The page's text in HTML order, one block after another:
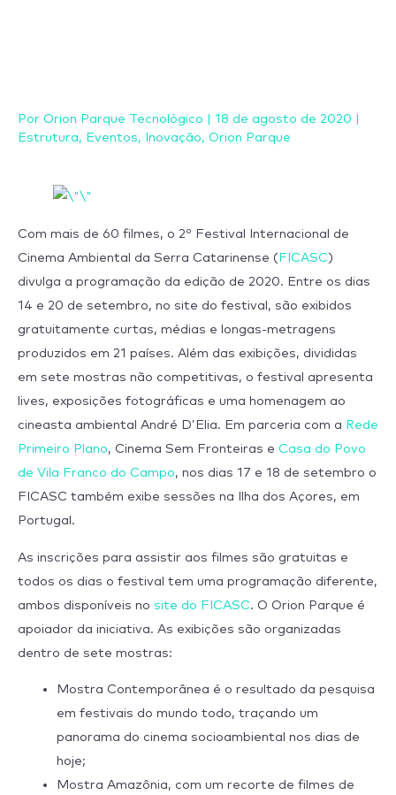
Por Orion Parque Tecnológico | 18 de agosto de 2020 |
Estrutura, Eventos, Inovação, Orion Parque
Com mais de 60 filmes, o 2º Festival Internacional de
Cinema Ambiental da Serra Catarinense ( FICASC)
divulga a programação da edição de 2020. Entre os dias
14 e 20 de setembro, no site do festival, são exibidos
gratuitamente curtas, médias e longas-metragens
produzidos em 21 países. Além das exibições, divididas
em sete mostras não competitivas, o festival apresenta
lives, exposições fotográficas e uma homenagem ao
cineasta ambiental André D’Elia. Em parceria com a Rede
Primeiro Plano, Cinema Sem Fronteiras e Casa do Povo
de Vila Franco do Campo, nos dias 17 e 18 de setembro o
FICASC também exibe sessões na Ilha dos Açores, em
Portugal.
As inscrições para assistir aos filmes são gratuitas e
todos os dias o festival tem uma programação diferente,
ambos disponíveis no site do FICASC. O Orion Parque é
apoiador da iniciativa. As exibições são organizadas
dentro de sete mostras:
Mostra Contemporânea é o resultado da pesquisa
em festivais do mundo todo, traçando um
panorama do cinema socioambiental nos dias de
hoje;
Mostra Amazônia, com um recorte de filmes de